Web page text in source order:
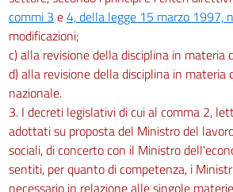
Delle risorse finanziarie
72
73
74
75
76
Titolo IX
TITOLI DI SOLIDARIETÀ DEGLI ENTI DEL TERZO
DI FINANZA SOCIALE
commi 3 e4, della legge 15 marzo 1997,
modificazioni;
c) alla revisione della disciplina in materia
d) alla revisione della disciplina in materia
nazionale.
3. I decreti legislativi di cui al comma 2,
adottati su proposta del Ministro del
sociali, di concerto con il Ministro
sentiti, per quanto di competenza, i
necessario in relazione alle singole